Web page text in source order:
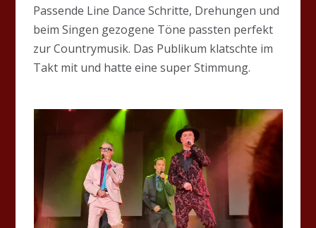
Passende Line Dance Schritte, Drehungen und
beim Singen gezogene Töne passten perfekt
zur Countrymusik. Das Publikum klatschte im
Takt mit und hatte eine super Stimmung.